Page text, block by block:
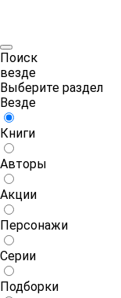
Поиск
везде
Выберите раздел
Везде
Книги
Авторы
Акции
Персонажи
Серии
Подборки